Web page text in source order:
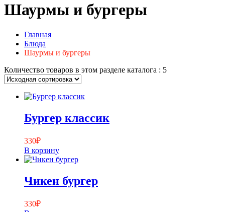
Шаурмы и бургеры
Главная
Блюда
Шаурмы и бургеры
Количество товаров в этом разделе каталога : 5
Бургер классик
330₽
В корзину
Чикен бургер
330₽